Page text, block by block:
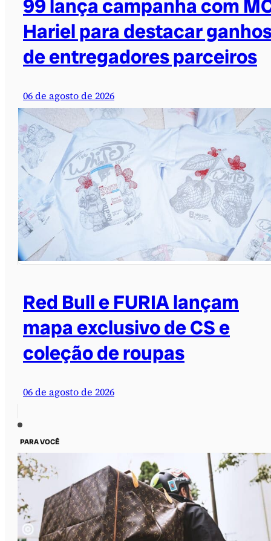
99 lança campanha com
Hariel para destacar
de entregadores parceiros
06 de agosto de 2026
Red Bull e FURIA lançam
mapa exclusivo de CS e
coleção de roupas
06 de agosto de 2026
PARA VOCÊ